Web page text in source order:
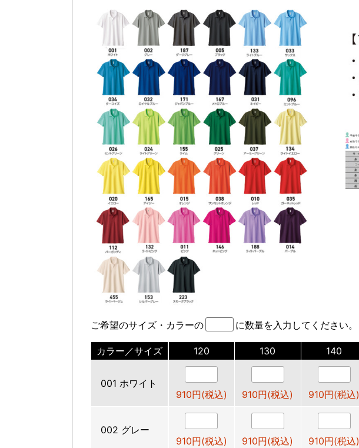
ご希望のサイズ・カラーの に数量を入力してください。
カラー／サイズ 120 130 140
001 ホワイト
910円(税込)
910円(税込) 910円(税込)
002 グレー
910円(税込)
910円(税込) 910円(税込)